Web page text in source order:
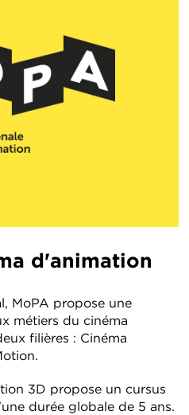
d'animation
MoPA propose une
métiers du cinéma
filières : Cinéma
3D propose un cursus
durée globale de 5 ans.